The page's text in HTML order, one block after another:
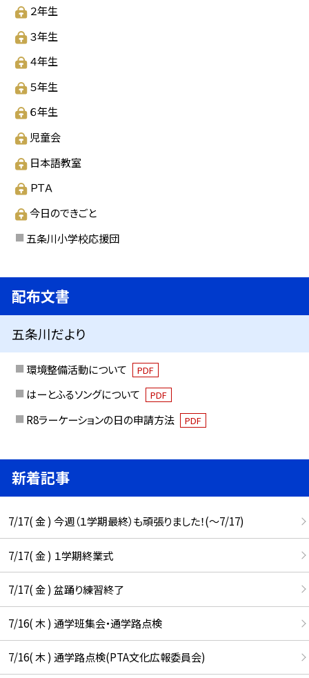
２年生
３年生
４年生
５年生
６年生
児童会
日本語教室
ＰＴＡ
今日のできごと
五条川小学校応援団
配布文書
五条川だより
環境整備活動について PDF
はーとふるソングについて PDF
R8ラーケーションの日の申請方法 PDF
新着記事
7/17( 金 ) 今週（１学期最終）も頑張りました！(〜7/17)
7/17( 金 ) １学期終業式
7/17( 金 ) 盆踊り練習終了
7/16( 木 ) 通学班集会・通学路点検
7/16( 木 ) 通学路点検(PTA文化広報委員会)